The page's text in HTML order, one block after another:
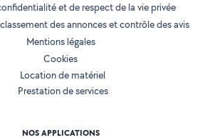
et de respect de la vie privée
des annonces et contrôle des avis
Mentions légales
Cookies
Location de matériel
Prestation de services
NOS APPLICATIONS